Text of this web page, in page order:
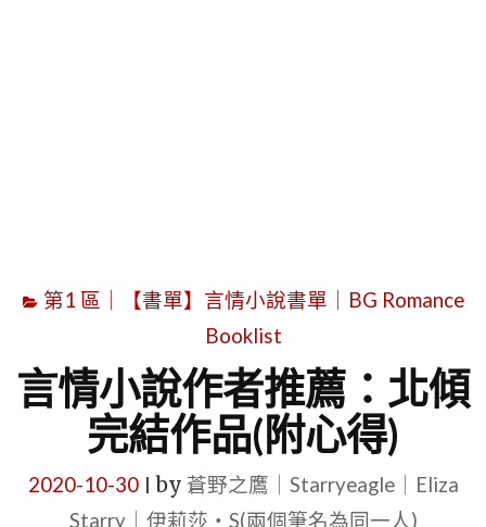
第1 區｜【書單】言情小說書單｜BG Romance
Booklist
言情小說作者推薦：北傾
完結作品(附心得)
2020-10-30| by 蒼野之鷹｜Starryeagle｜Eliza
Starry｜伊莉莎・S(兩個筆名為同一人)